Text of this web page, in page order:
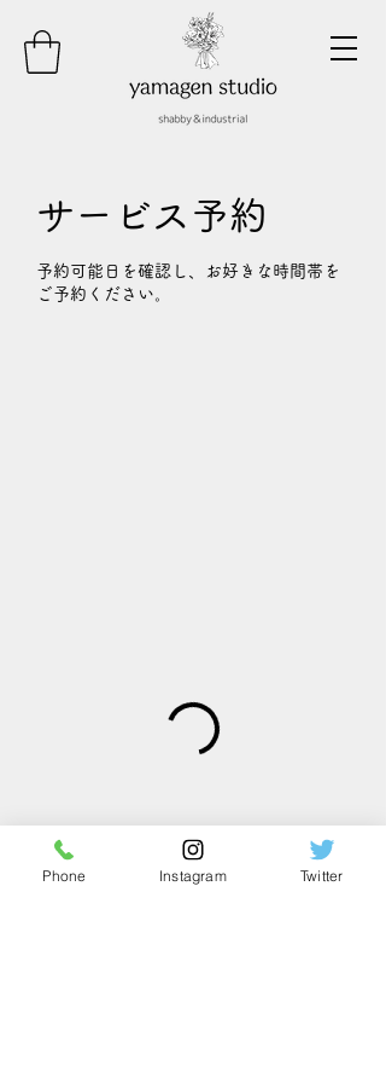
サービス予約
予約可能日を確認し、お好きな時間帯を
ご予約ください。
Phone Instagram Twitter